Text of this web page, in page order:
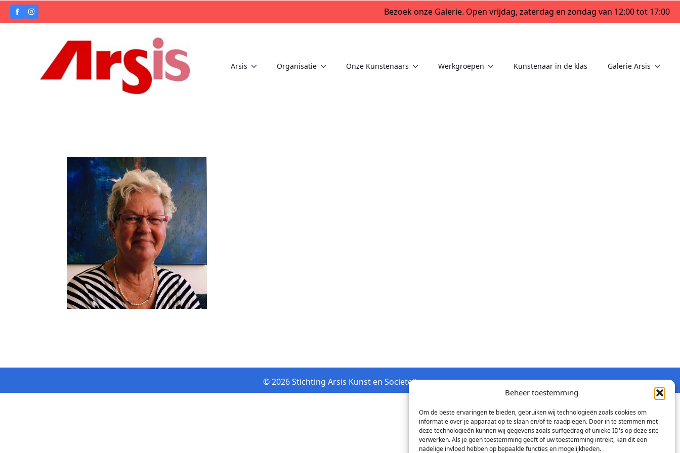
Beheer toestemming
Om de beste ervaringen te bieden, gebruiken wij technologieën zoals cookies om
informatie over je apparaat op te slaan en/of te raadplegen. Door in te stemmen met
deze technologieën kunnen wij gegevens zoals surfgedrag of unieke ID's op deze site
verwerken. Als je geen toestemming geeft of uw toestemming intrekt, kan dit een
nadelige invloed hebben op bepaalde functies en mogelijkheden.
Bezoek onze Galerie. Open vrijdag, zaterdag en zondag van 12:00 tot 17:00
Arsis Organisatie Onze Kunstenaars Werkgroepen Kunstenaar in de klas Galerie Arsis
© 2026 Stichting Arsis Kunst en Societeit